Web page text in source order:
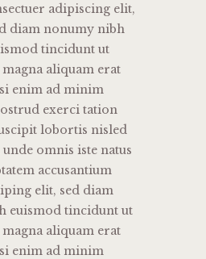
adipiscing elit,
diam nonumy nibh
tincidunt ut
aliquam erat
enim ad minim
exerci tation
lobortis nisled
omnis iste natus
accusantium
elit, sed diam
euismod tincidunt ut
aliquam erat
enim ad minim